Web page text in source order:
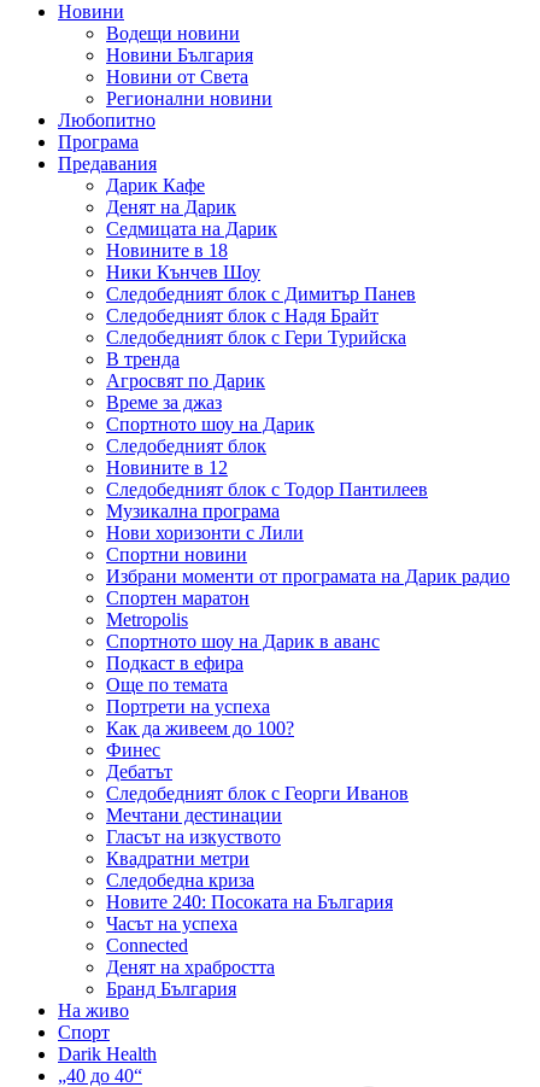
Новини
Водещи новини
Новини България
Новини от Света
Регионални новини
Любопитно
Програма
Предавания
Дарик Кафе
Денят на Дарик
Седмицата на Дарик
Новините в 18
Ники Кънчев Шоу
Следобедният блок с Димитър Панев
Следобедният блок с Надя Брайт
Следобедният блок с Гери Турийска
В тренда
Агросвят по Дарик
Време за джаз
Спортното шоу на Дарик
Следобедният блок
Новините в 12
Следобедният блок с Тодор Пантилеев
Музикална програма
Нови хоризонти с Лили
Спортни новини
Избрани моменти от програмата на Дарик радио
Спортен маратон
Metropolis
Спортното шоу на Дарик в аванс
Подкаст в ефира
Още по темата
Портрети на успеха
Как да живеем до 100?
Финес
Дебатът
Следобедният блок с Георги Иванов
Мечтани дестинации
Гласът на изкуството
Квадратни метри
Следобедна криза
Новите 240: Посоката на България
Часът на успеха
Connected
Денят на храбростта
Бранд България
На живо
Спорт
Darik Health
„40 до 40“